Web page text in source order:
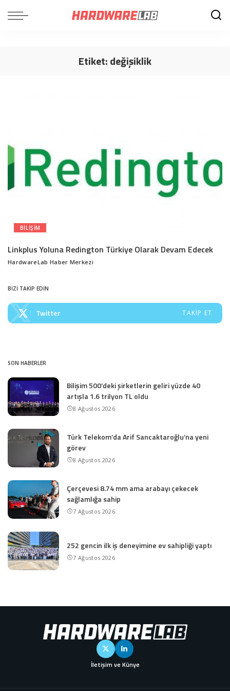
Etiket:değişiklik
BILIŞIM
Linkplus Yoluna Redington Türkiye Olarak Devam Edecek
Posted
HardwareLab Haber Merkezi
BİZİ TAKİP EDİN
Twitter TAKIP ET
SON HABERLER
Bilişim 500’deki şirketlerin geliri yüzde 40
artışla 1.6 trilyon TL oldu
8 Ağustos 2026
Türk Telekom’da Arif Sancaktaroğlu’na yeni
görev
8 Ağustos 2026
Çerçevesi 8.74 mm ama arabayı çekecek
sağlamlığa sahip
7 Ağustos 2026
252 gencin ilk iş deneyimine ev sahipliği yaptı
7 Ağustos 2026
İletişim ve Künye